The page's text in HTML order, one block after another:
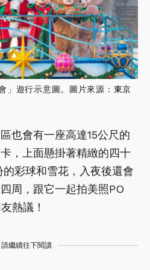
」遊行示意圖。圖片來源： 東京
也會有一座高達15公尺的
，上面懸掛著精緻的四十
彩球和雪花，入夜後還會
周，跟它一起拍美照PO
熱議！
繼續往下閱讀